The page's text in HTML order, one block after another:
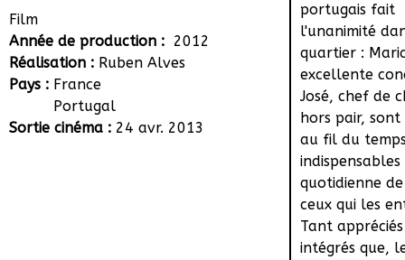
Film
Année de production : 2012
Réalisation : Ruben Alves
Pays : France
Portugal
Sortie cinéma : 24 avr. 2013
portugais fait
l'unanimité
quartier :
excellente
José, chef de
hors pair, sont
au fil du
quotidienne
ceux qui les
Tant
intégrés que,